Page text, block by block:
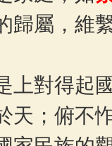
歸屬，維
上對得起
天；俯不